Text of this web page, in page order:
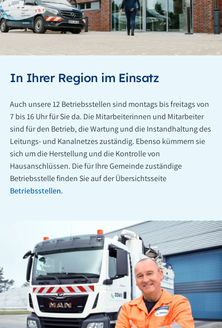
In Ihrer Region im Einsatz
Auch unsere 12 Betriebsstellen sind montags bis freitags von
7 bis 16 Uhr für Sie da. Die Mitarbeiterinnen und Mitarbeiter
sind für den Betrieb, die Wartung und die Instandhaltung des
Leitungs- und Kanalnetzes zuständig. Ebenso kümmern sie
sich um die Herstellung und die Kontrolle von
Hausanschlüssen. Die für Ihre Gemeinde zuständige
Betriebsstelle finden Sie auf der Übersichtsseite
Betriebsstellen.